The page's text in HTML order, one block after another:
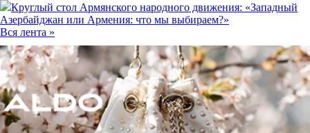
Круглый стол Армянского народного движения: «Западный
Азербайджан или Армения: что мы выбираем?»
Вся лента »